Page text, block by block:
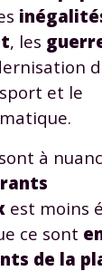
, les
et le
à
est moins
ce sont
de la